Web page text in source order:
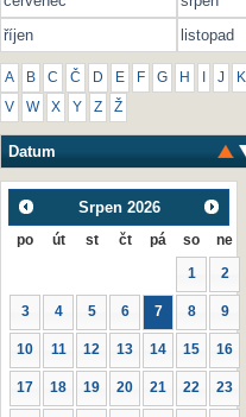
říjen
listopad
A B C Č D E F G H J K
V W X Y Z Ž
Datum
Srpen 2026
po út st čt pá so ne
1 2
3 4 5 6 7 8 9
10 11 12 13 14 15 16
17 18 19 20 21 22 23